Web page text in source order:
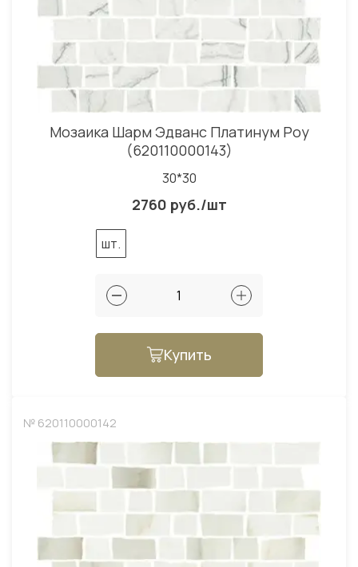
Мозаика Шарм Эдванс Платинум Роу
(620110000143)
30*30
2760 руб./шт
шт.
Купить
№ 620110000142